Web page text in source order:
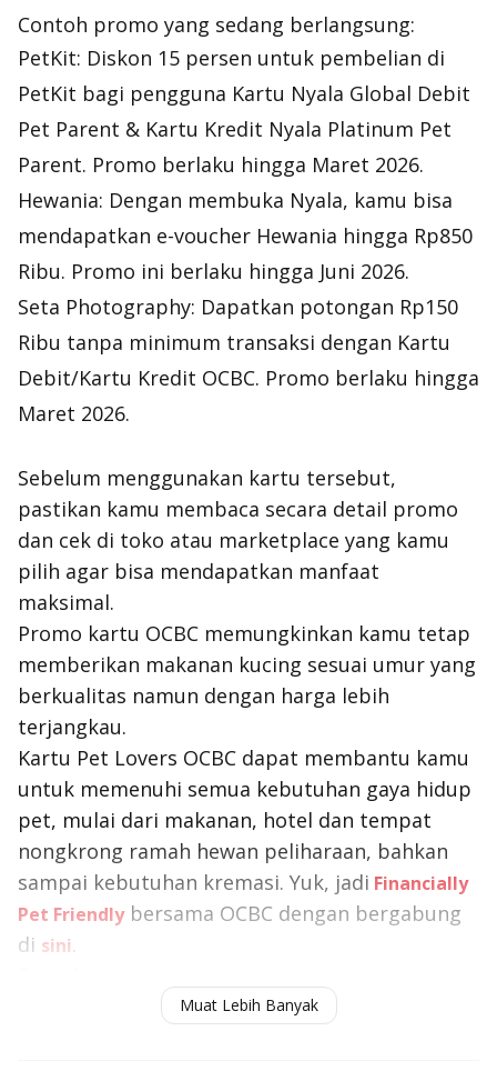
Contoh promo yang sedang berlangsung:
PetKit: Diskon 15 persen untuk pembelian di
PetKit bagi pengguna Kartu Nyala Global Debit
Pet Parent & Kartu Kredit Nyala Platinum Pet
Parent. Promo berlaku hingga Maret 2026.
Hewania: Dengan membuka Nyala, kamu bisa
mendapatkan e-voucher Hewania hingga Rp850
Ribu. Promo ini berlaku hingga Juni 2026.
Seta Photography: Dapatkan potongan Rp150
Ribu tanpa minimum transaksi dengan Kartu
Debit/Kartu Kredit OCBC. Promo berlaku hingga
Maret 2026.
Sebelum menggunakan kartu tersebut,
pastikan kamu membaca secara detail promo
dan cek di toko atau marketplace yang kamu
pilih agar bisa mendapatkan manfaat
maksimal.
Promo kartu OCBC memungkinkan kamu tetap
memberikan makanan kucing sesuai umur yang
berkualitas namun dengan harga lebih
terjangkau.
Kartu Pet Lovers OCBC dapat membantu kamu
untuk memenuhi semua kebutuhan gaya hidup
pet, mulai dari makanan, hotel dan tempat
nongkrong ramah hewan peliharaan, bahkan
sampai kebutuhan kremasi. Yuk, jadi Financially
Pet Friendlybersama OCBC dengan bergabung
di sini.
Muat Lebih Banyak